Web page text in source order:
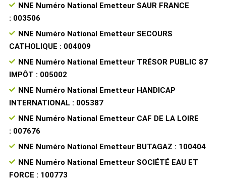
NNE Numéro National Emetteur SAUR FRANCE
: 003506
NNE Numéro National Emetteur SECOURS
CATHOLIQUE : 004009
NNE Numéro National Emetteur TRÉSOR PUBLIC 87
IMPÔT : 005002
NNE Numéro National Emetteur HANDICAP
INTERNATIONAL : 005387
NNE Numéro National Emetteur CAF DE LA LOIRE
: 007676
NNE Numéro National Emetteur BUTAGAZ : 100404
NNE Numéro National Emetteur SOCIÉTÉ EAU ET
FORCE : 100773